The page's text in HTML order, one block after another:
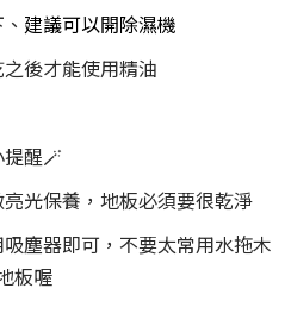
建議可以開除濕機
後才能使用精油
提醒🪄
光保養，地板必須要很乾淨
塵器即可，不要太常用水拖木
板喔